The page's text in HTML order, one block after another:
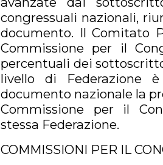
congressuali nazionali,
documento. Il Comitato
Commissione per il
percentuali dei
livello di Federazione
documento nazionale la
Commissione per il
stessa Federazione.
COMMISSIONI PER IL